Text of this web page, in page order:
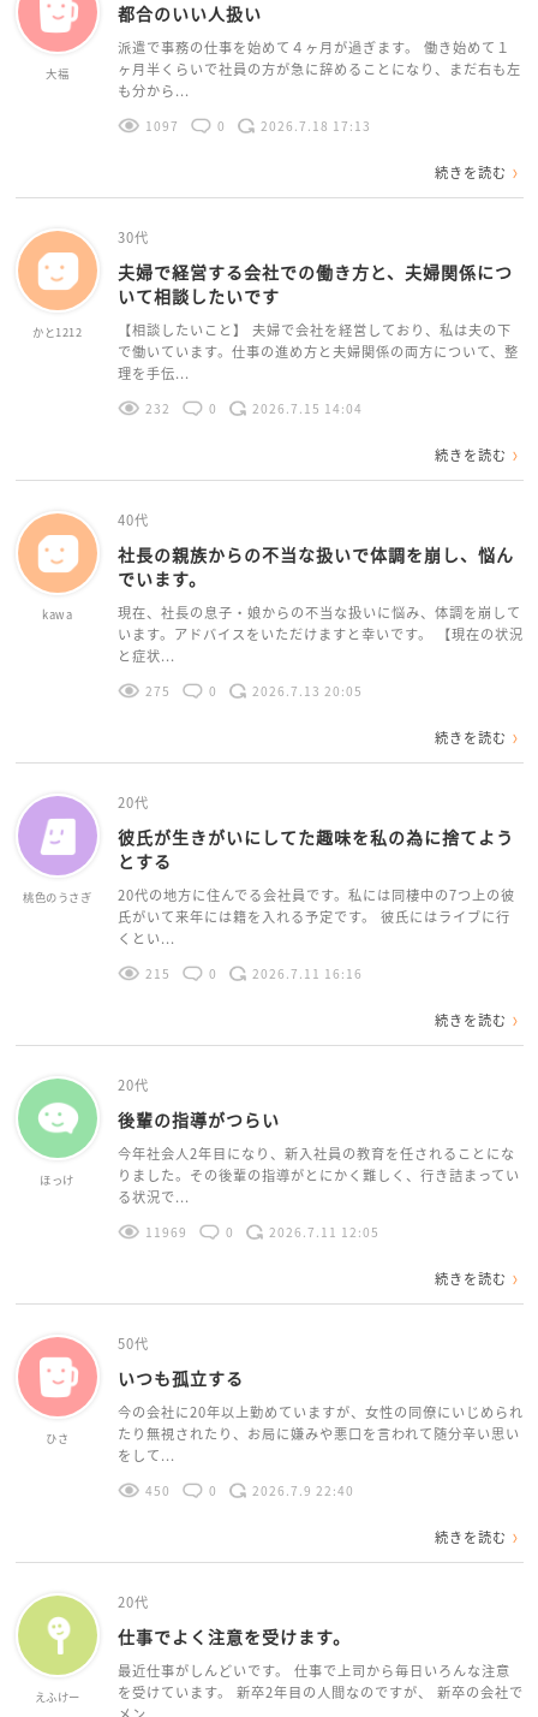
大福
都合のいい人扱い
派遣で事務の仕事を始めて４ヶ月が過ぎます。 働き始めて１
ヶ月半くらいで社員の方が急に辞めることになり、まだ右も左
も分から...
1097 0 2026.7.18 17:13
続きを読む
かと1212
30代
夫婦で経営する会社での働き方と、夫婦関係につ
いて相談したいです
【相談したいこと】 夫婦で会社を経営しており、私は夫の下
で働いています。仕事の進め方と夫婦関係の両方について、整
理を手伝...
232 0 2026.7.15 14:04
続きを読む
kawa
40代
社長の親族からの不当な扱いで体調を崩し、悩ん
でいます。
現在、社長の息子・娘からの不当な扱いに悩み、体調を崩して
います。アドバイスをいただけますと幸いです。 【現在の状況
と症状...
275 0 2026.7.13 20:05
続きを読む
桃色のうさぎ
20代
彼氏が生きがいにしてた趣味を私の為に捨てよう
とする
20代の地方に住んでる会社員です。私には同棲中の7つ上の彼
氏がいて来年には籍を入れる予定です。 彼氏にはライブに行
くとい...
215 0 2026.7.11 16:16
続きを読む
ほっけ
20代
後輩の指導がつらい
今年社会人2年目になり、新入社員の教育を任されることにな
りました。その後輩の指導がとにかく難しく、行き詰まってい
る状況で...
11969 0 2026.7.11 12:05
続きを読む
ひさ
50代
いつも孤立する
今の会社に20年以上勤めていますが、女性の同僚にいじめられ
たり無視されたり、お局に嫌みや悪口を言われて随分辛い思い
をして...
450 0 2026.7.9 22:40
続きを読む
えふけー
20代
仕事でよく注意を受けます。
最近仕事がしんどいです。 仕事で上司から毎日いろんな注意
を受けています。 新卒2年目の人間なのですが、 新卒の会社で